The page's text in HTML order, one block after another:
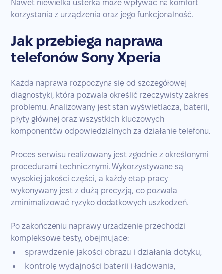
Nawet niewielka usterka może wpływać na komfort
korzystania z urządzenia oraz jego funkcjonalność.
Jak przebiega naprawa
telefonów Sony Xperia
Każda naprawa rozpoczyna się od szczegółowej
diagnostyki, która pozwala określić rzeczywisty zakres
problemu. Analizowany jest stan wyświetlacza, baterii,
płyty głównej oraz wszystkich kluczowych
komponentów odpowiedzialnych za działanie telefonu.
Proces serwisu realizowany jest zgodnie z określonymi
procedurami technicznymi. Wykorzystywane są
wysokiej jakości części, a każdy etap pracy
wykonywany jest z dużą precyzją, co pozwala
zminimalizować ryzyko dodatkowych uszkodzeń.
Po zakończeniu naprawy urządzenie przechodzi
kompleksowe testy, obejmujące:
sprawdzenie jakości obrazu i działania dotyku,
kontrolę wydajności baterii i ładowania,